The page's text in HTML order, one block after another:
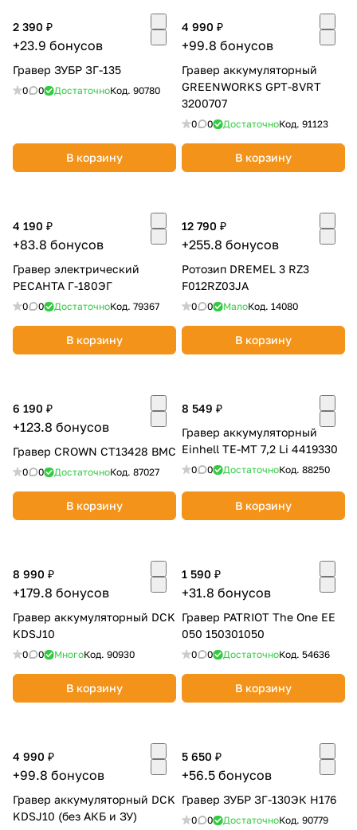
2 390 ₽
+23.9 бонусов
Гравер ЗУБР ЗГ-135
0 0 ДостаточноКод. 90780
В корзину
4 990 ₽
+99.8 бонусов
Гравер аккумуляторный
GREENWORKS GPT-8VRT
3200707
0 0 ДостаточноКод. 91123
В корзину
4 190 ₽
+83.8 бонусов
Гравер электрический
РЕСАНТА Г-180ЭГ
0 0 ДостаточноКод. 79367
В корзину
12 790 ₽
+255.8 бонусов
Ротозип DREMEL 3 RZ3
F012RZ03JA
0 0 МалоКод. 14080
В корзину
6 190 ₽
+123.8 бонусов
Гравер CROWN CT13428 BMC
0 0 ДостаточноКод. 87027
В корзину
8 549 ₽
Гравер аккумуляторный
Einhell TE-MT 7,2 Li 4419330
0 0 ДостаточноКод. 88250
В корзину
8 990 ₽
+179.8 бонусов
Гравер аккумуляторный DCK
KDSJ10
0 0 МногоКод. 90930
В корзину
1 590 ₽
+31.8 бонусов
Гравер PATRIOT The One ЕЕ
050 150301050
0 0 ДостаточноКод. 54636
В корзину
4 990 ₽
+99.8 бонусов
Гравер аккумуляторный DCK
KDSJ10 (без АКБ и ЗУ)
5 650 ₽
+56.5 бонусов
Гравер ЗУБР ЗГ-130ЭК Н176
0 0 ДостаточноКод. 90779
раз в 2 недели